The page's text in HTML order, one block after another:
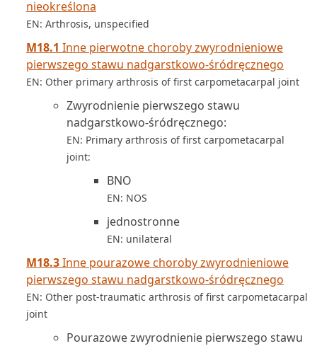
nieokreślona
EN: Arthrosis, unspecified
M18.1 Inne pierwotne choroby zwyrodnieniowe
pierwszego stawu nadgarstkowo-śródręcznego
EN: Other primary arthrosis of first carpometacarpal joint
Zwyrodnienie pierwszego stawu
nadgarstkowo-śródręcznego:
EN: Primary arthrosis of first carpometacarpal
joint:
BNO
EN: NOS
jednostronne
EN: unilateral
M18.3Inne pourazowe choroby zwyrodnieniowe
pierwszego stawu nadgarstkowo-śródręcznego
EN: Other post-traumatic arthrosis of first carpometacarpal
joint
Pourazowe zwyrodnienie pierwszego stawu